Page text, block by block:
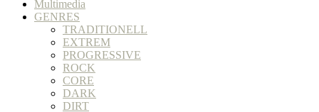
Multimedia
GENRES
TRADITIONELL
EXTREM
PROGRESSIVE
ROCK
CORE
DARK
DIRT